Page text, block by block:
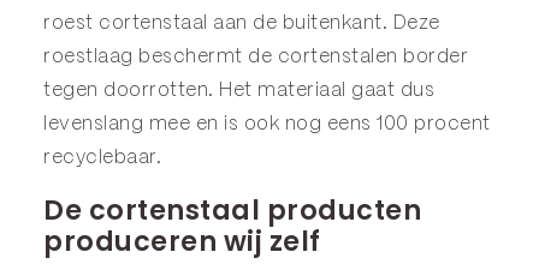
roest cortenstaal aan de buitenkant. Deze
roestlaag beschermt de cortenstalen border
tegen doorrotten. Het materiaal gaat dus
levenslang mee en is ook nog eens 100 procent
recyclebaar.
De cortenstaal producten
produceren wij zelf